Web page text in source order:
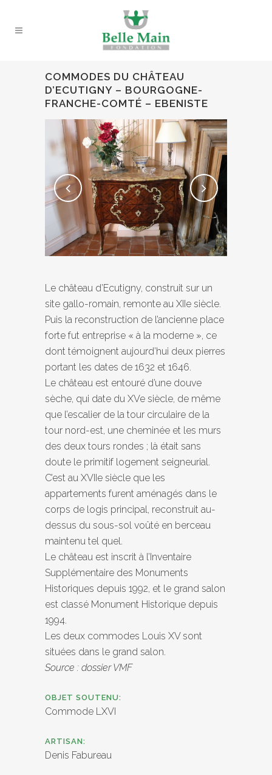
COMMODES DU CHÂTEAU
D’ECUTIGNY – BOURGOGNE-
FRANCHE-COMTÉ – EBENISTE
Le château d’Ecutigny, construit sur un
site gallo-romain, remonte au XIIe siècle.
Puis la reconstruction de l’ancienne place
forte fut entreprise « à la moderne », ce
dont témoignent aujourd’hui deux pierres
portant les dates de 1632 et 1646.
Le château est entouré d’une douve
sèche, qui date du XVe siècle, de même
que l’escalier de la tour circulaire de la
tour nord-est, une cheminée et les murs
des deux tours rondes ; là était sans
doute le primitif logement seigneurial.
C’est au XVIIe siècle que les
appartements furent aménagés dans le
corps de logis principal, reconstruit au-
dessus du sous-sol voûté en berceau
maintenu tel quel.
Le château est inscrit à l’Inventaire
Supplémentaire des Monuments
Historiques depuis 1992, et le grand salon
est classé Monument Historique depuis
1994.
Les deux commodes Louis XV sont
situées dans le grand salon.
Source : dossier VMF
OBJET SOUTENU:
Commode LXVI
ARTISAN:
Denis Fabureau